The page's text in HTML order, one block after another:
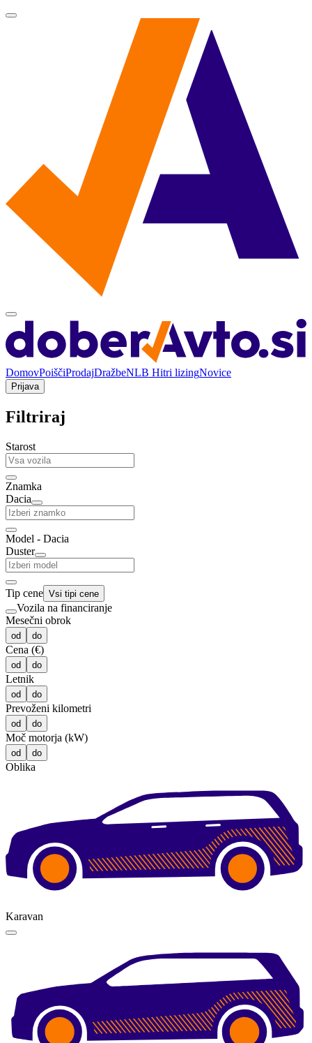
DomovPoiščiProdajDražbeNLB Hitri lizingNovice
Prijava
Filtriraj
Starost
Znamka
Dacia
Model - Dacia
Duster
Tip cene Vsi tipi cene
Vozila na financiranje
Mesečni obrok
od do
Cena (€)
od do
Letnik
od do
Prevoženi kilometri
od do
Moč motorja (kW)
od do
Oblika
Karavan